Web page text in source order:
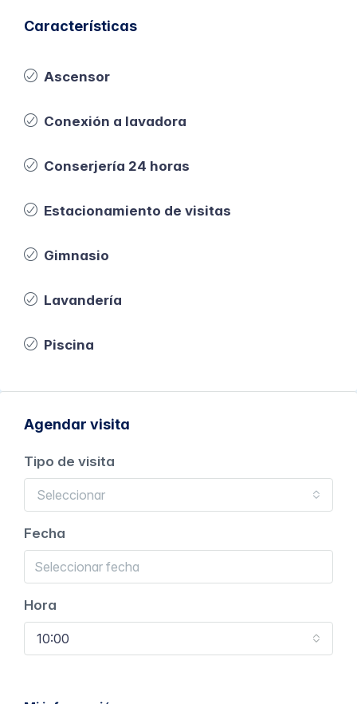
Características
Ascensor
Conexión a lavadora
Conserjería 24 horas
Estacionamiento de visitas
Gimnasio
Lavandería
Piscina
Agendar visita
Tipo de visita
Seleccionar
Fecha
Hora
10:00